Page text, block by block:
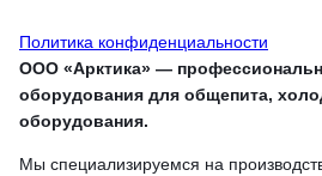
Политика конфиденциальности
ООО «Арктика» —
оборудования для общепита,
оборудования.
Мы специализируемся на